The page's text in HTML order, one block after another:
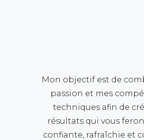
Mon objectif est de
passion et mes
techniques afin de
résultats qui vous
confiante, rafraîchie et